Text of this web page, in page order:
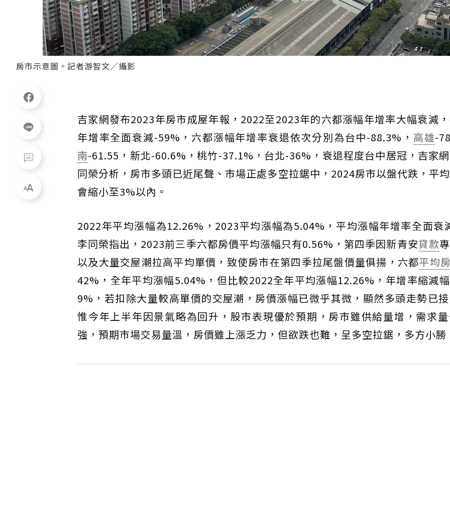
房市示意圖。記者游智文／攝影
吉家網發布2023年房市成屋年報，2022至2023年的六都漲幅年增率大幅衰減
年增率全面衰減-59%，六都漲幅年增率衰退依次分別為台中-88.3%， 高雄-
南-61.55，新北-60.6%，桃竹-37.1%，台北-36%，衰退程度台中居冠，吉家
同榮分析，房市多頭已近尾聲、市場正處多空拉鋸中，2024房市以盤代跌，平
會縮小至3%以內。
2022年平均漲幅為12.26%，2023平均漲幅為5.04%，平均漲幅年增率全面衰
李同榮指出，2023前三季六都房價平均漲幅只有0.56%，第四季因新青安貸款
以及大量交屋潮拉高平均單價，致使房市在第四季拉尾盤價量俱揚，六都平均
42%，全年平均漲幅5.04%，但比較2022全年平均漲幅12.26%，年增率縮減
9%，若扣除大量較高單價的交屋潮，房價漲幅已微乎其微，顯然多頭走勢已接
惟今年上半年因景氣略為回升，股市表現優於預期，房市雖供給量增，需求
強，預期巿場交易量溫，房價雖上漲乏力，但欲跌也難，呈多空拉鋸，多方小勝